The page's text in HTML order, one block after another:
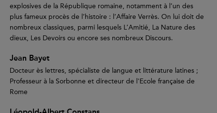
explosives de la République romaine, notamment à l’un des
plus fameux procès de l’histoire : l’Affaire Verrès. On lui doit de
nombreux classiques, parmi lesquels L’Amitié, La Nature des
dieux, Les Devoirs ou encore ses nombreux Discours.
Jean Bayet
Docteur ès lettres, spécialiste de langue et littérature latines ;
Professeur à la Sorbonne et directeur de l'Ecole française de
Rome